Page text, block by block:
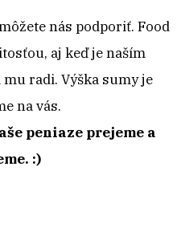
nás podporiť. Food
aj keď je naším
radi. Výška sumy je
na vás.
peniaze prejeme a
:)